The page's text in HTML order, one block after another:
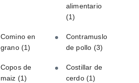
alimentario
(1)
Comino en
grano (1)
Contramuslo
de pollo (3)
Copos de
maiz (1)
Costillar de
cerdo(1)